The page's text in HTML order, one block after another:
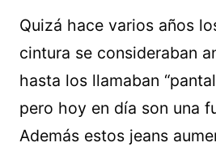
Quizá hace varios años
cintura se consideraban
hasta los llamaban
pero hoy en día son una
Además estos jeans